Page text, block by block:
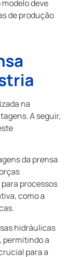
deve
de produção
na
A seguir,
da prensa
processos
como a
hidráulicas
permitindo a
para a